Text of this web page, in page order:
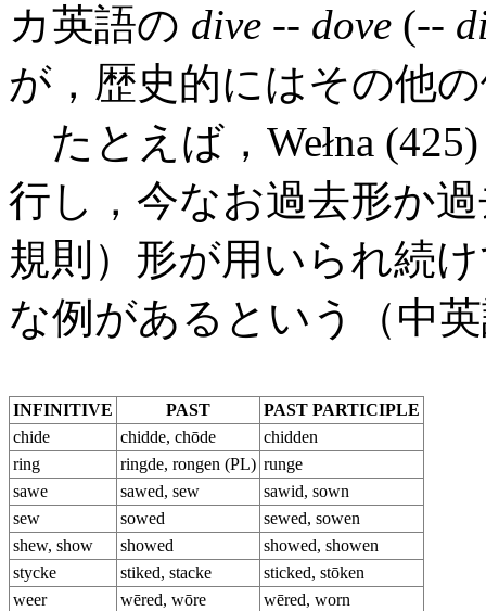
カ英語の dive -- dove (--
が，歴史的にはその他
たとえば，Wełna
行し，今なお過去形か
規則）形が用いられ続
な例があるという（中
INFINITIVE PAST
PAST PARTICIPLE
chide
chidde, chōde
chidden
ring
ringde, rongen (PL) runge
sawe
sawed, sew
sawid, sown
sew
sowed
sewed, sowen
shew, show
showed
showed, showen
stycke
stiked, stacke
sticked, stōken
weer
wēred, wōre wēred, worn